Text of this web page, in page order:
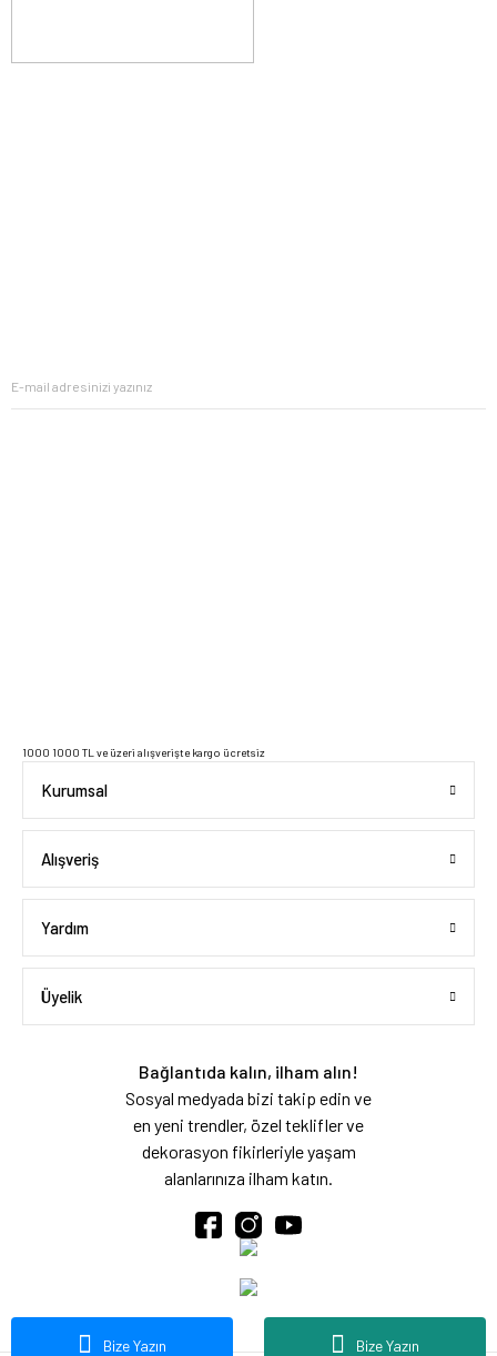
Bize Yazın
Bize Yazın
1000 1000 TL ve üzeri alışverişte kargo ücretsiz
Kurumsal
Alışveriş
Yardım
Üyelik
Bağlantıda kalın, ilham alın!
Sosyal medyada bizi takip edin ve
en yeni trendler, özel teklifler ve
dekorasyon fikirleriyle yaşam
alanlarınıza ilham katın.